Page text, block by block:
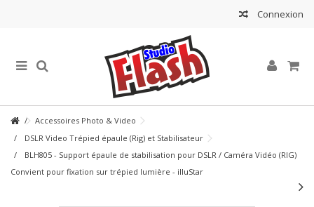
Connexion
Accessoires Photo & Video
DSLR Video Trépied épaule (Rig) et Stabilisateur
BLH805 - Support épaule de stabilisation pour DSLR / Caméra Vidéo (RIG)
Convient pour fixation sur trépied lumière - illuStar